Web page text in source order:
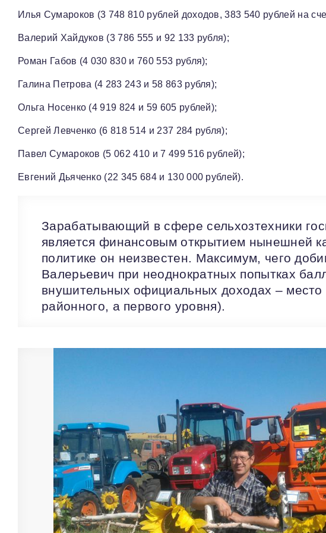
Илья Сумароков (3 748 810 рублей доходов, 383 540 рублей на
Валерий Хайдуков (3 786 555 и 92 133 рубля);
Роман Габов (4 030 830 и 760 553 рубля);
Галина Петрова (4 283 243 и 58 863 рубля);
Ольга Носенко (4 919 824 и 59 605 рублей);
Сергей Левченко (6 818 514 и 237 284 рубля);
Павел Сумароков (5 062 410 и 7 499 516 рублей);
Евгений Дьяченко (22 345 684 и 130 000 рублей).
Зарабатывающий в сфере сельхозтехники
является финансовым открытием нынешней
политике он неизвестен. Максимум, чего
Валерьевич при неоднократных попытках
внушительных официальных доходах – место
районного, а первого уровня).